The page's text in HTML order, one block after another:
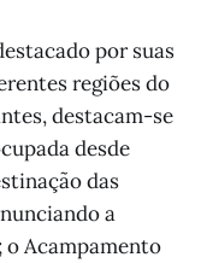
por suas
regiões do
destacam-se
desde
das
a
Acampamento